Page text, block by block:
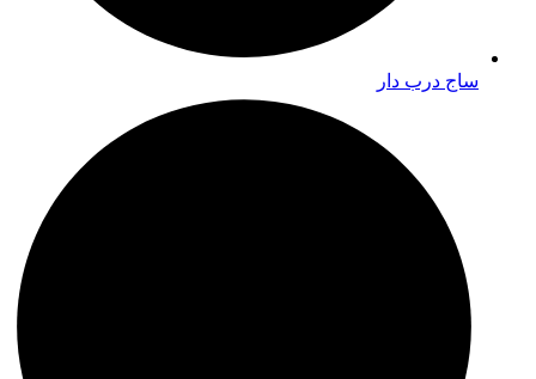
ساج درب دار